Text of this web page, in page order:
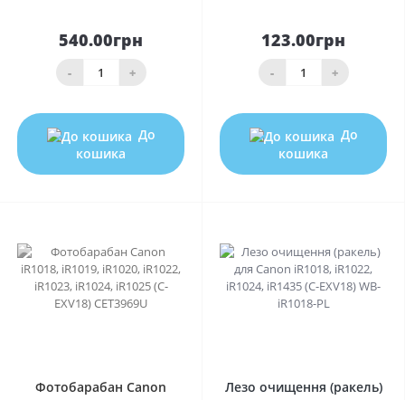
540.00грн
- +
До
кошика
123.00грн
- +
До
кошика
Фотобарабан Canon
Лезо очищення (ракель)